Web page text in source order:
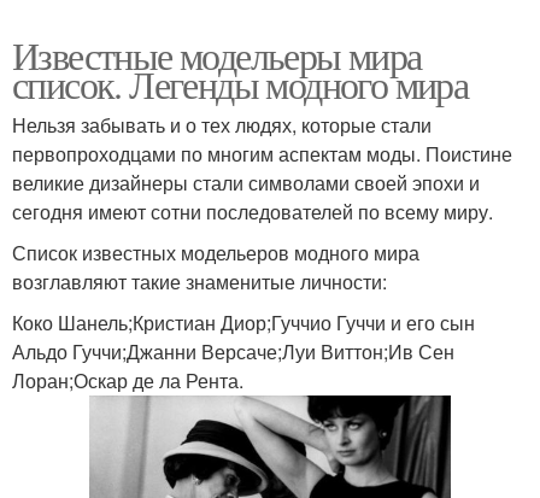
Известные модельеры мира
список. Легенды модного мира
Нельзя забывать и о тех людях, которые стали
первопроходцами по многим аспектам моды. Поистине
великие дизайнеры стали символами своей эпохи и
сегодня имеют сотни последователей по всему миру.
Список известных модельеров модного мира
возглавляют такие знаменитые личности:
Коко Шанель;Кристиан Диор;Гуччио Гуччи и его сын
Альдо Гуччи;Джанни Версаче;Луи Виттон;Ив Сен
Лоран;Оскар де ла Рента.